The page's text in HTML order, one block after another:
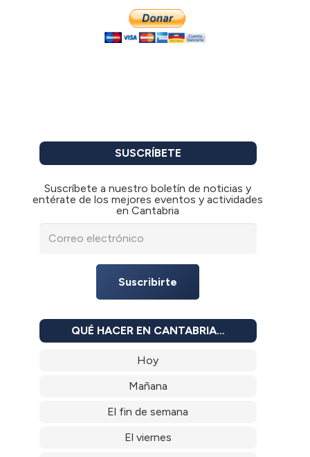
SUSCRÍBETE
Suscríbete a nuestro boletín de noticias y
entérate de los mejores eventos y actividades
en Cantabria
Suscribirte
QUÉ HACER EN CANTABRIA…
Hoy
Mañana
El fin de semana
El viernes